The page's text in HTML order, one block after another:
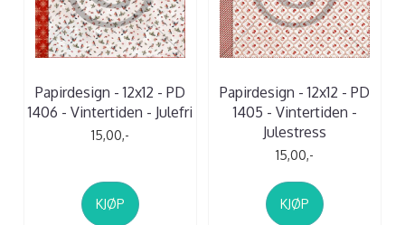
Papirdesign - 12x12 - PD
1406 - Vintertiden - Julefri
15,00,-
KJØP
Papirdesign - 12x12 - PD
1405 - Vintertiden -
Julestress
15,00,-
KJØP